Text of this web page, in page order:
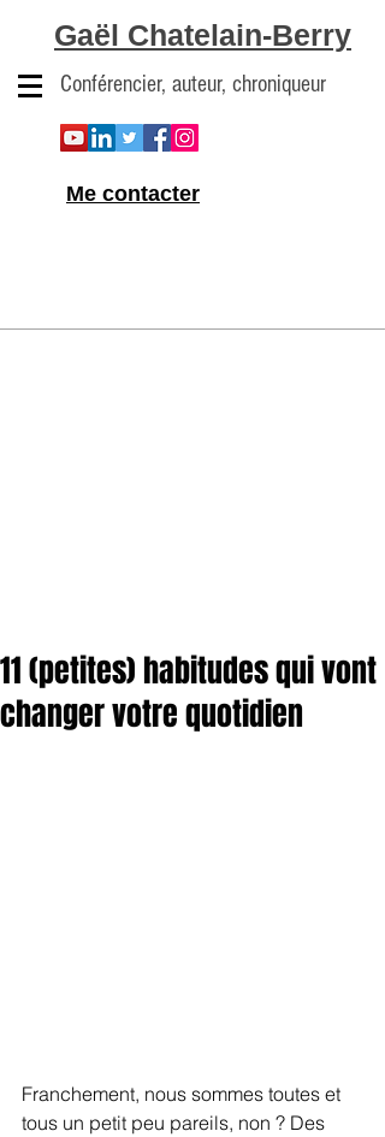
Gaël Chatelain-Berry
Conférencier, auteur, chroniqueur
Me contacter
11 (petites) habitudes qui vont
changer votre quotidien
Franchement, nous sommes toutes et
tous un petit peu pareils, non ? Des